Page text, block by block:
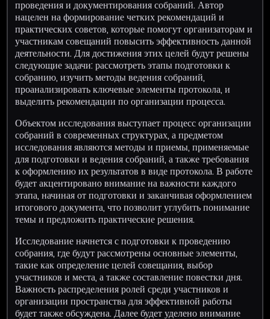
проведения и документирования собраний. Автор
нацелен на формирование четких рекомендаций и
практических советов, которые помогут организаторам и
участникам совещаний повысить эффективность данной
деятельности. Для достижения этих целей будут решены
следующие задачи: рассмотреть этапы подготовки к
собранию, изучить методы ведения собраний,
проанализировать ключевые элементы протокола, и
выделить рекомендации по организации процесса.
Объектом исследования выступает процесс организации
собраний в современных структурах, а предметом
исследования являются методы и приемы, применяемые
для подготовки и ведения собраний, а также требования
к оформлению их результатов в виде протокола. В работе
будет акцентировано внимание на важности каждого
этапа, начиная от подготовки и заканчивая оформлением
итогового документа, что позволит углубить понимание
темы и предложить практические решения.
Исследование начнется с подготовки к проведению
собрания, где будут рассмотрены основные элементы,
такие как определение целей совещания, выбор
участников и места, а также составление повестки дня.
Важность распределения ролей среди участников и
организации пространства для эффективной работы
будет также обсуждена. Далее будет уделено внимание